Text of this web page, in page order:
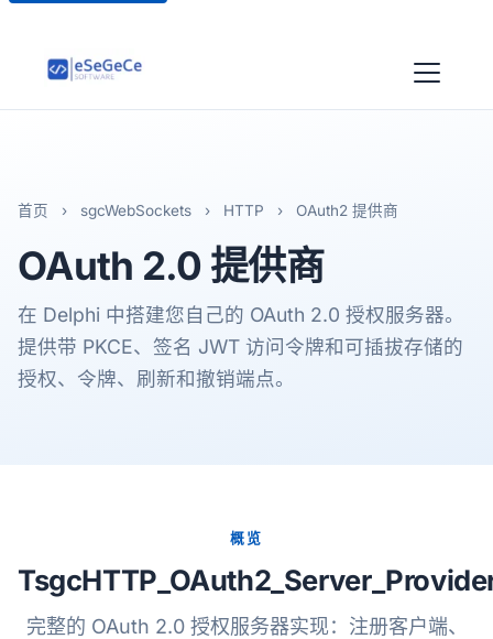
首页 › sgcWebSockets › HTTP › OAuth2 提供商
OAuth 2.0 提供商
在 Delphi 中搭建您自己的 OAuth 2.0 授权服务器。
提供带 PKCE、签名 JWT 访问令牌和可插拔存储的
授权、令牌、刷新和撤销端点。
概览
完整的 OAuth 2.0 授权服务器实现：注册客户端、